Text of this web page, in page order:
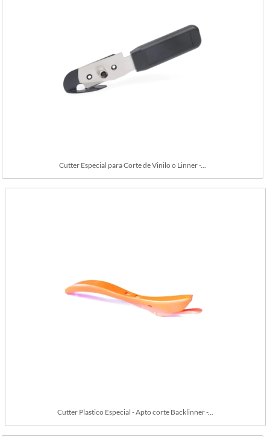
Cutter Especial para Corte de Vinilo o Linner -...
Cutter Plastico Especial - Apto corte Backlinner -...